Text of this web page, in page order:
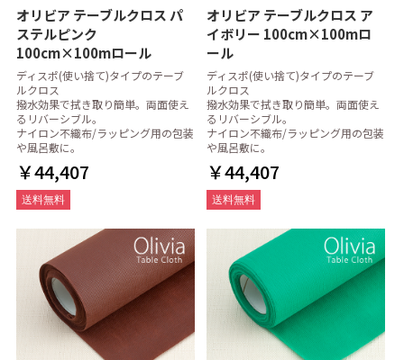
オリビア テーブルクロス パ
ステルピンク
100cm×100mロール
ディスポ(使い捨て)タイプのテーブ
ルクロス
撥水効果で拭き取り簡単。両面使え
るリバーシブル。
ナイロン不織布/ラッピング用の包装
や風呂敷に。
￥44,407
送料無料
オリビア テーブルクロス ア
イボリー 100cm×100mロ
ール
ディスポ(使い捨て)タイプのテーブ
ルクロス
撥水効果で拭き取り簡単。両面使え
るリバーシブル。
ナイロン不織布/ラッピング用の包装
や風呂敷に。
￥44,407
送料無料